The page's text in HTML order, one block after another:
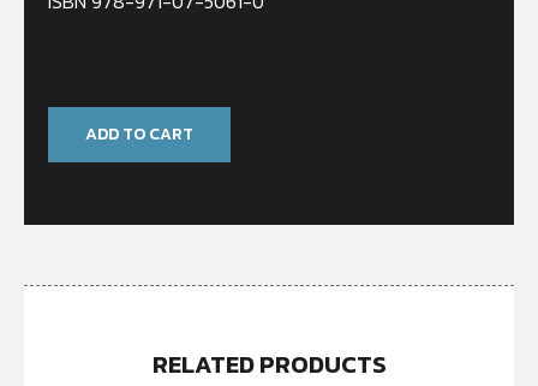
ADD TO CART
RELATED PRODUCTS